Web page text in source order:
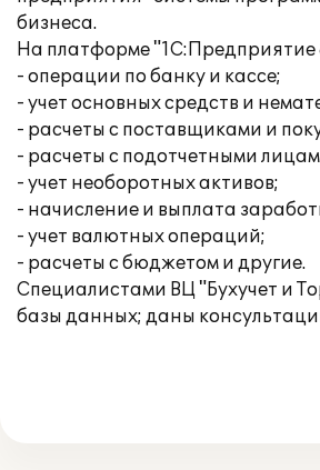
бизнеса.
На платформе "1С:Предприятие
- операции по банку и кассе;
- учет основных средств и
- расчеты с поставщиками и
- расчеты с подотчетными
- учет необоротных активов;
- начисление и выплата
- учет валютных операций;
- расчеты с бюджетом и другие.
Специалистами ВЦ "Бухучет и
базы данных; даны